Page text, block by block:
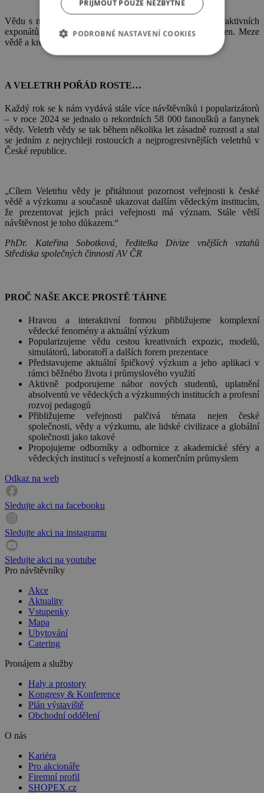
Vědu s námi zažijete na vlastní kůži prostřednictvím interaktivních
exponátů, modelů, mobilních laboratoří a praktických dílen. Meze
vědě a kreativitě neklademe. Děláme z toho vědu!
A VELETRH POŘÁD ROSTE…
Každý rok se k nám vydává stále více návštěvníků i popularizátorů
– v roce 2024 se jednalo o rekordních 58 000 fanoušků a fanynek
vědy. Veletrh vědy se tak během několika let zásadně rozrostl a stal
se jedním z nejrychleji rostoucích a nejprogresivnějších veletrhů v
České republice.
„Cílem Veletrhu vědy je přitáhnout pozornost veřejnosti k české
vědě a výzkumu a současně ukazovat dalším vědeckým institucím,
že prezentovat jejich práci veřejnosti má význam. Stále větší
návštěvnost je toho důkazem.“
PhDr. Kateřina Sobotková, ředitelka Divize vnějších vztahů
Střediska společných činností AV ČR
PROČ NAŠE AKCE PROSTĚ TÁHNE
Hravou a interaktivní formou přibližujeme komplexní
vědecké fenomény a aktuální výzkum
Popularizujeme vědu cestou kreativních expozic, modelů,
simulátorů, laboratoří a dalších forem prezentace
Představujeme aktuální špičkový výzkum a jeho aplikaci v
rámci běžného života i průmyslového využití
Aktivně podporujeme nábor nových studentů, uplatnění
absolventů ve vědeckých a výzkumných institucích a profesní
rozvoj pedagogů
Přibližujeme veřejnosti palčivá témata nejen české
společnosti, vědy a výzkumu, ale lidské civilizace a globální
společnosti jako takové
Propojujeme odborníky a odbornice z akademické sféry a
vědeckých institucí s veřejností a komerčním průmyslem
Odkaz na web
Sledujte akci na facebooku
Sledujte akci na instagramu
Sledujte akci na youtube
Pro návštěvníky
Akce
Aktuality
Vstupenky
Mapa
Ubytování
Catering
Pronájem a služby
Haly a prostory
Kongresy & Konference
Plán výstaviště
Obchodní oddělení
O nás
Kariéra
Pro akcionáře
Firemní profil
SHOPEX.cz
PŘIJMOUT POUZE NEZBYTNÉ
PODROBNÉ NASTAVENÍ COOKIES